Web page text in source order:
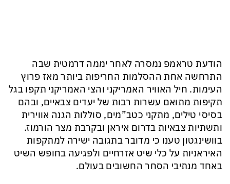
הודעת טראמפ נמסרה לאחר יממה דרמטית שבה
התרחשה אחת ההסלמות החריפות ביותר מאז פרוץ
העימות. חיל האוויר האמריקני והצי האמריקני תקפו בגל
תקיפות מתואם עשרות רבות של יעדים צבאיים, ובהם
בסיסי טילים, מתקני כטב”מים, סוללות הגנה אווירית
ותשתיות צבאיות בדרום איראן ובקרבת מצר הורמוז.
בוושינגטון טענו כי מדובר בתגובה ישירה למתקפות
האיראניות על כלי שיט אזרחיים ולפגיעה בחופש השיט
באחד מנתיבי הסחר החשובים בעולם.